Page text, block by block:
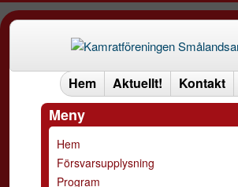
Hem Aktuellt! Kontakt
Meny
Hem
Försvarsupplysning
Program